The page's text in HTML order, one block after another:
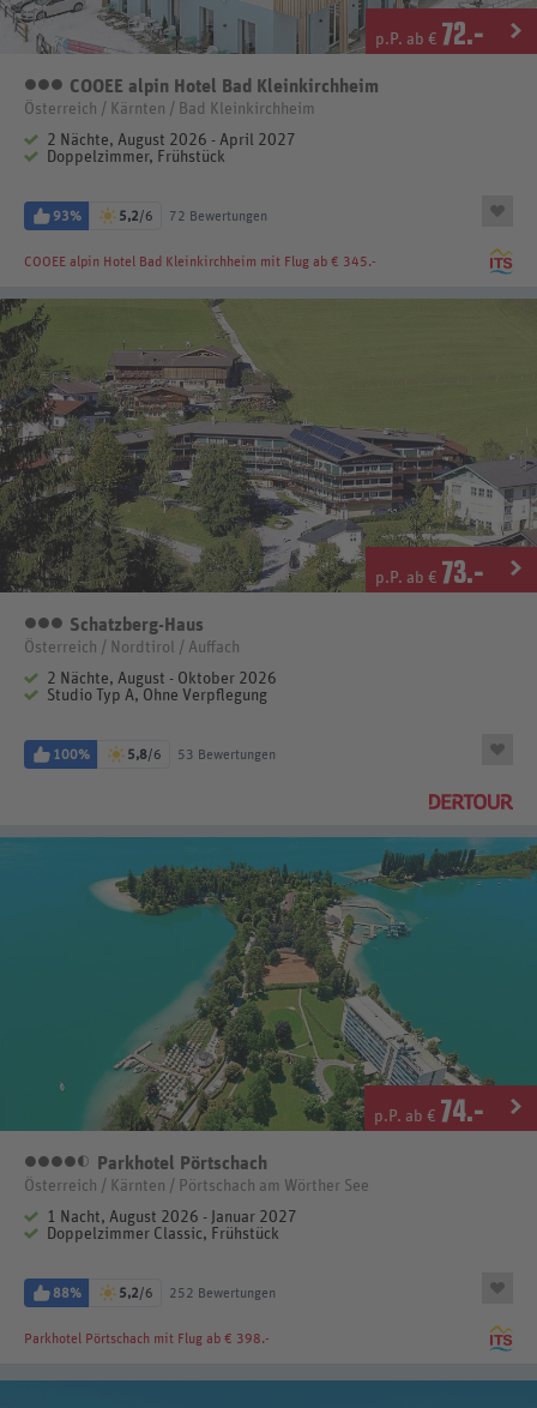
p.P. ab € 72.-
3 Sterne
COOEE alpin Hotel Bad Kleinkirchheim
Österreich / Kärnten / Bad Kleinkirchheim
2 Nächte, August 2026 - April 2027
Doppelzimmer, Frühstück
93% 5,2/6 72 Bewertungen
COOEE alpin Hotel Bad Kleinkirchheim mit Flug ab € 345.-
p.P. ab € 73.-
3 Sterne
Schatzberg-Haus
Österreich / Nordtirol / Auffach
2 Nächte, August - Oktober 2026
Studio Typ A, Ohne Verpflegung
100% 5,8/6 53 Bewertungen
p.P. ab € 74.-
4,5 Sterne
Parkhotel Pörtschach
Österreich / Kärnten / Pörtschach am Wörther See
1 Nacht, August 2026 - Januar 2027
Doppelzimmer Classic, Frühstück
88% 5,2/6 252 Bewertungen
Parkhotel Pörtschach mit Flug ab € 398.-